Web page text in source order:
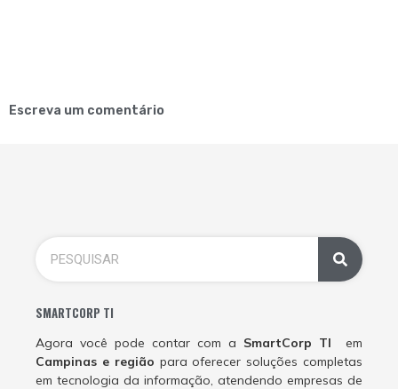
Escreva um comentário
SMARTCORP TI
Agora você pode contar com a SmartCorp TI em
Campinas e região para oferecer soluções completas
em tecnologia da informação, atendendo empresas de